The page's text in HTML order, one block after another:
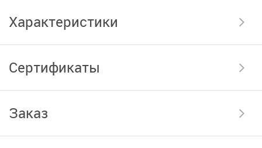
Характеристики
Сертификаты
Заказ